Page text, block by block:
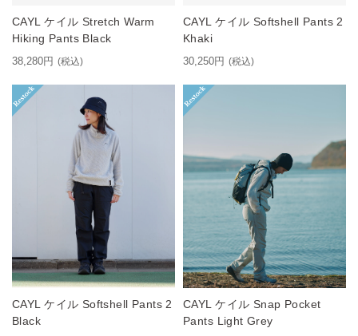
CAYL ケイル Stretch Warm
Hiking Pants Black
38,280円 (税込)
CAYL ケイル Softshell Pants 2
Khaki
30,250円 (税込)
CAYL ケイル Softshell Pants 2
Black
CAYL ケイル Snap Pocket
Pants Light Grey